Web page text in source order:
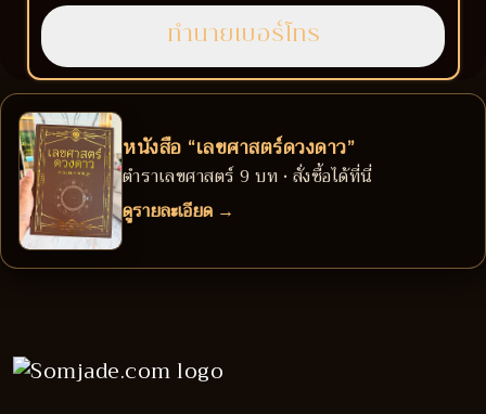
หนังสือ “เลขศาสตร์ดวงดาว”
ตำราเลขศาสตร์ 9 บท • สั่งซื้อได้ที่นี่
ดูรายละเอียด →